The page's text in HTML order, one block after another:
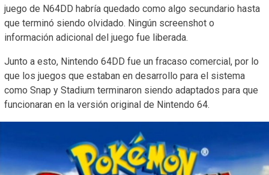
juego de N64DD habría quedado como algo secundario hasta
que terminó siendo olvidado. Ningún screenshot o
información adicional del juego fue liberada.
Junto a esto, Nintendo 64DD fue un fracaso comercial, por lo
que los juegos que estaban en desarrollo para el sistema
como Snap y Stadium terminaron siendo adaptados para que
funcionaran en la versión original de Nintendo 64.